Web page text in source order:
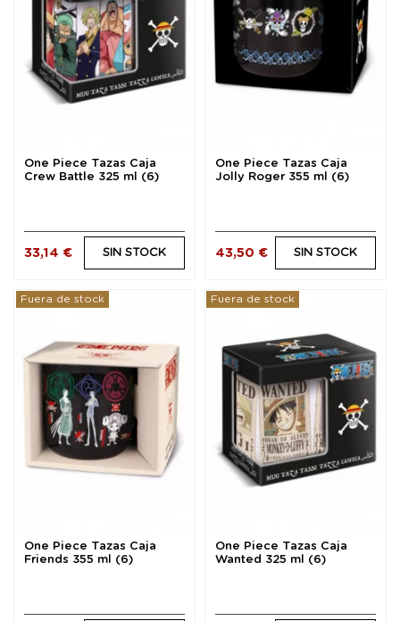
One Piece Tazas Caja
Crew Battle 325 ml (6)
33,14 € SIN STOCK
One Piece Tazas Caja
Jolly Roger 355 ml (6)
43,50 € SIN STOCK
Fuera de stock
One Piece Tazas Caja
Friends 355 ml (6)
Fuera de stock
One Piece Tazas Caja
Wanted 325 ml (6)